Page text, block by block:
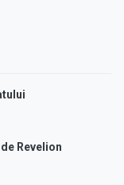
Revelion